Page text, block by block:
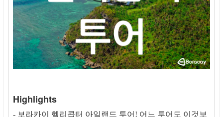
Highlights
- 보라카이 헬리콥터 아일랜드 투어! 어느 투어도 이것보